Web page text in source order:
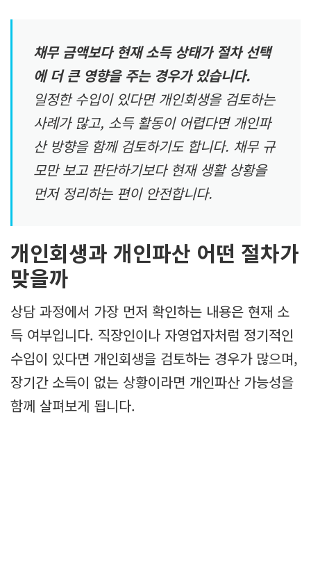
채무 금액보다 현재 소득 상태가 절차 선택
에 더 큰 영향을 주는 경우가 있습니다.
일정한 수입이 있다면 개인회생을 검토하는
사례가 많고, 소득 활동이 어렵다면 개인파
산 방향을 함께 검토하기도 합니다. 채무 규
모만 보고 판단하기보다 현재 생활 상황을
먼저 정리하는 편이 안전합니다.
개인회생과 개인파산 어떤 절차가
맞을까
상담 과정에서 가장 먼저 확인하는 내용은 현재 소
득 여부입니다. 직장인이나 자영업자처럼 정기적인
수입이 있다면 개인회생을 검토하는 경우가 많으며,
장기간 소득이 없는 상황이라면 개인파산 가능성을
함께 살펴보게 됩니다.